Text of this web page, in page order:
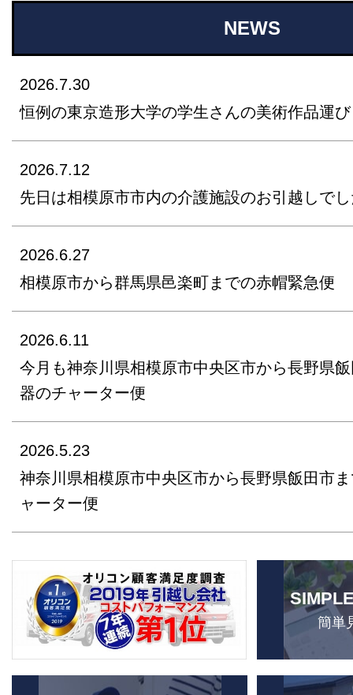
NEWS
2026.7.30
恒例の東京造形大学の学生さんの美術作品運び
2026.7.12
先日は相模原市市内の介護施設のお引越しで
2026.6.27
相模原市から群馬県邑楽町までの赤帽緊急便
2026.6.11
今月も神奈川県相模原市中央区市から長野県
器のチャーター便
2026.5.23
神奈川県相模原市中央区市から長野県飯田市
ャーター便
簡単